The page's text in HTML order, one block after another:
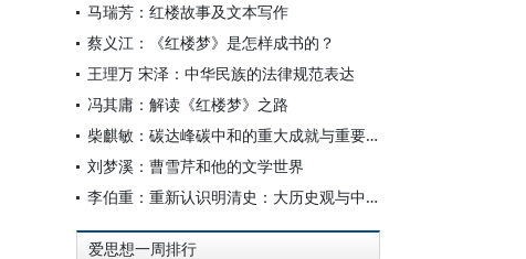
马瑞芳：红楼故事及文本写作
蔡义江：《红楼梦》是怎样成书的？
王理万 宋泽：中华民族的法律规范表达
冯其庸：解读《红楼梦》之路
柴麒敏：碳达峰碳中和的重大成就与重要任务
刘梦溪：曹雪芹和他的文学世界
李伯重：重新认识明清史：大历史观与中国史学创新
爱思想一周排行